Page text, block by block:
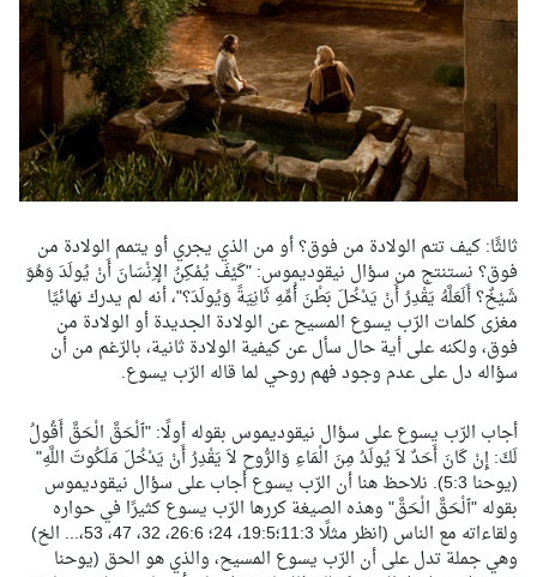
ثالثًا: كيف تتم الولادة من فوق؟ أو من الذي يجري أو يتمم الولادة من
فوق؟ نستنتج من سؤال نيقوديموس: "كَيْفَ يُمْكِنُ الإِنْسَانَ أَنْ يُولَدَ وَهُوَ
شَيْخٌ؟ أَلَعَلَّهُ يَقْدِرُ أَنْ يَدْخُلَ بَطْنَ أُمِّهِ ثَانِيَةً وَيُولَدَ؟"، أنه لم يدرك نهائيًا
مغزى كلمات الرّب يسوع المسيح عن الولادة الجديدة أو الولادة من
فوق، ولكنه على أية حال سأل عن كيفية الولادة ثانية، بالرّغم من أن
سؤاله دل على عدم وجود فهم روحي لما قاله الرّب يسوع.
أجاب الرّب يسوع على سؤال نيقوديموس بقوله أولًا: "ﭐلْحَقَّ الْحَقَّ أَقُولُ
لَكَ: إِنْ كَانَ أَحَدٌ لاَ يُولَدُ مِنَ الْمَاءِ وَالرُّوحِ لاَ يَقْدِرُ أَنْ يَدْخُلَ مَلَكُوتَ اللَّهِ"
(يوحنا 5:3). نلاحظ هنا أن الرّب يسوع أجاب على سؤال نيقوديموس
بقوله "ﭐلْحَقَّ الْحَقَّ" وهذه الصيغة كررها الرّب يسوع كثيرًا في حواره
ولقاءاته مع الناس (انظر مثلًا 11:3؛19:5، 24؛ 26:6، 32، 47، 53،... الخ)
وهي جملة تدل على أن الرّب يسوع المسيح، والذي هو الحق (يوحنا